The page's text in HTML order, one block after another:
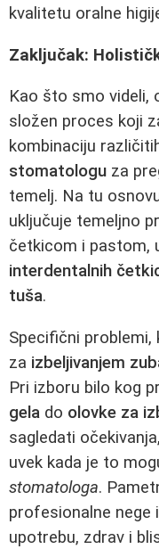
kvalitetu oralne
Zaključak:
Kao što smo videli,
složen proces koji
kombinaciju
stomatologu za
temelj. Na tu
uključuje temeljno
četkicom i pastom,
interdentalnih
tuša.
Specifični problemi,
za izbeljivanjem
Pri izboru bilo kog
gela do olovke za
sagledati
uvek kada je to
stomatologa.
profesionalne nege
upotrebu, zdrav i